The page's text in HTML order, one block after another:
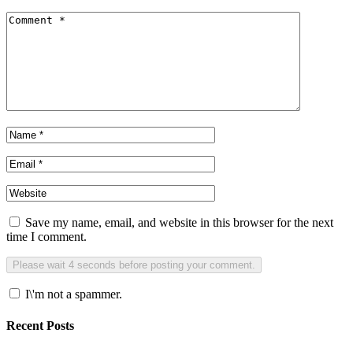
Save my name, email, and website in this browser for the next
time I comment.
I\'m not a spammer.
Recent Posts